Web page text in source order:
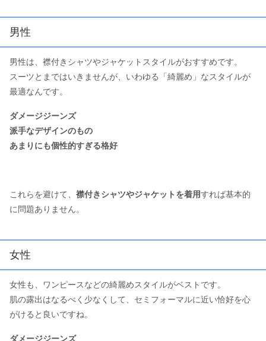
男性
男性は、襟付きシャツやジャケットスタイルがおすすめです。
スーツとまではいきませんが、いわゆる「綺麗め」なスタイルが
最適なんです。
ダメージジーンズ
派手なデザインのもの
あまりにも個性的すぎる格好
これらを避けて、 襟付きシャツやジャケットを着用すれば基本的
に問題ありません。
女性
女性も、ワンピースなどの綺麗めスタイルがベストです。
肌の露出はなるべく少なくして、セミフォーマルに近い恰好を心
がけると良いですね。
ダメージジーンズ